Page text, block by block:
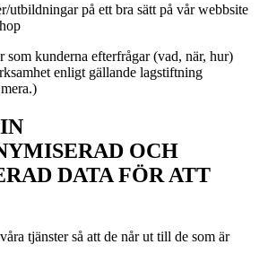
utbildningar på ett bra sätt på vår webbsite
som kunderna efterfrågar (vad, när, hur)
enligt gällande lagstiftning
OCH
DATA FÖR ATT
våra tjänster så att de når ut till de som är